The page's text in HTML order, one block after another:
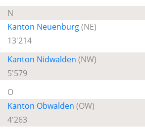
N
Kanton Neuenburg(NE)
13'214
Kanton Nidwalden (NW)
5'579
O
Kanton Obwalden (OW)
4'263